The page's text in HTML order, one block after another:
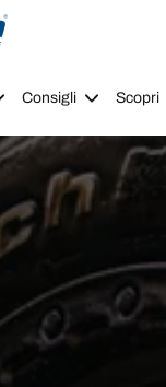
Consigli Scopri